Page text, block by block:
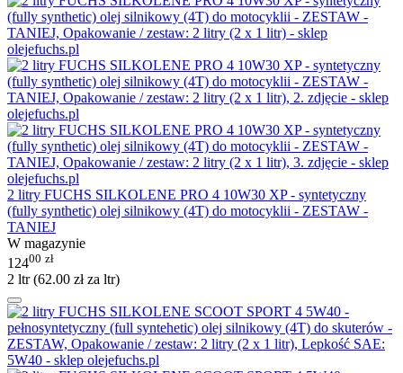
2 litry FUCHS SILKOLENE PRO 4 10W30 XP - syntetyczny
(fully synthetic) olej silnikowy (4T) do motocyklii - ZESTAW -
TANIEJ
W magazynie
12400 zł
2 ltr (62.00 złza ltr)